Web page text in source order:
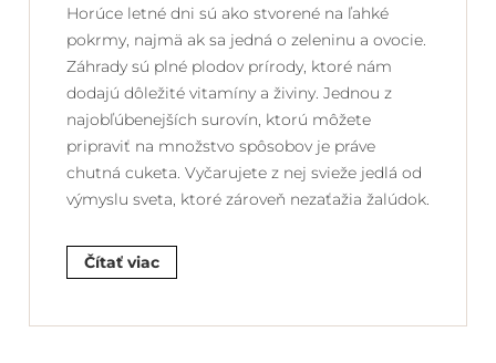
Horúce letné dni sú ako stvorené na ľahké
pokrmy, najmä ak sa jedná o zeleninu a ovocie.
Záhrady sú plné plodov prírody, ktoré nám
dodajú dôležité vitamíny a živiny. Jednou z
najobľúbenejších surovín, ktorú môžete
pripraviť na množstvo spôsobov je práve
chutná cuketa. Vyčarujete z nej svieže jedlá od
výmyslu sveta, ktoré zároveň nezaťažia žalúdok.
Čítať viac